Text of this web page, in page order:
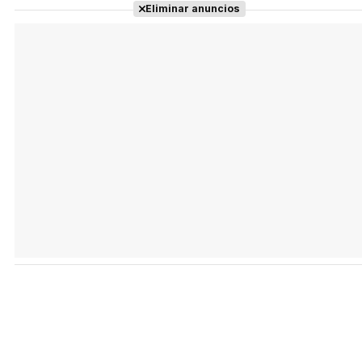
Tráiler en español de 'La isla olvidada'
Eliminar anuncios